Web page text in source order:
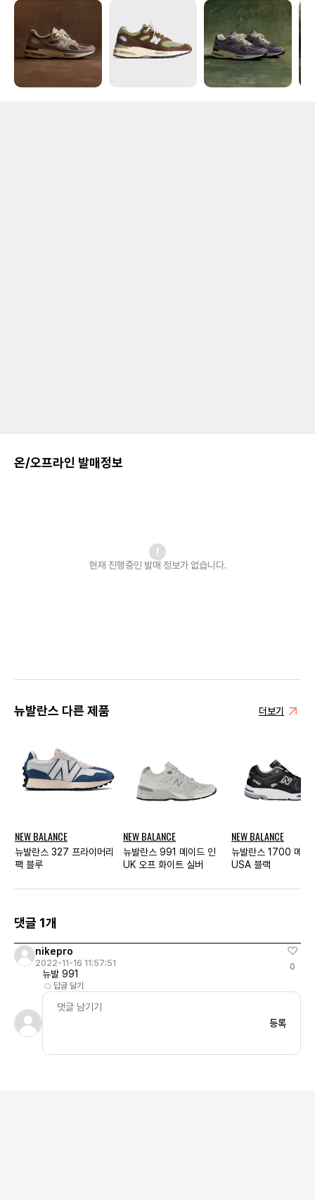
온/오프라인 발매정보
현재 진행중인 발매 정보가 없습니다.
뉴발란스 다른 제품 더보기
NEW BALANCE
뉴발란스 327 프라이머리
팩 블루
NEW BALANCE
뉴발란스 991 메이드 인
UK 오프 화이트 실버
NEW BALANCE
뉴발란스 1700 메이
USA 블랙
댓글 1개
nikepro
2022-11-16 11:57:51
뉴발 991
답글 달기
0
등록